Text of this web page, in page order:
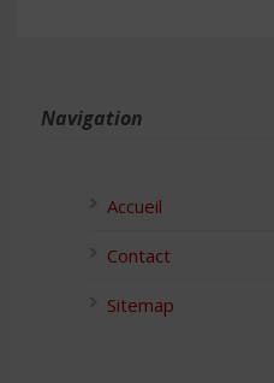
Navigation
Accueil
Contact
Sitemap